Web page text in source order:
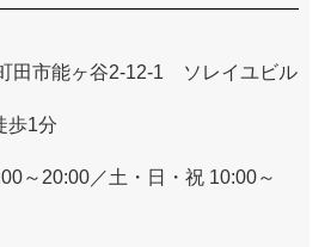
田市能ヶ谷2-12-1 ソレイユビル
歩1分
～20:00／土・日・祝 10:00～